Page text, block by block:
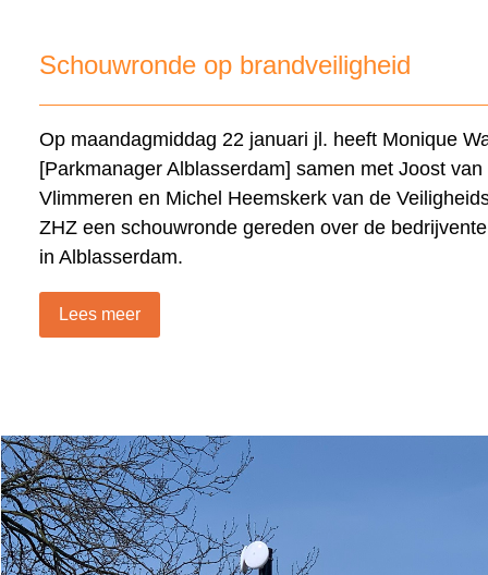
Schouwronde op brandveiligheid
Op maandagmiddag 22 januari jl. heeft Monique
[Parkmanager Alblasserdam] samen met Joost van
Vlimmeren en Michel Heemskerk van de
ZHZ een schouwronde gereden over de
in Alblasserdam.
Lees meer